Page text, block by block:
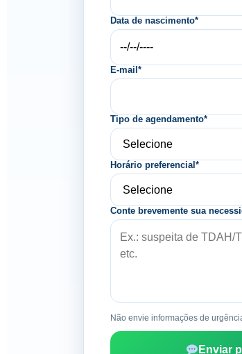
Data de nascimento*
E-mail*
Tipo de agendamento*
Horário preferencial*
Conte brevemente sua
Não envie informações de
Enviar